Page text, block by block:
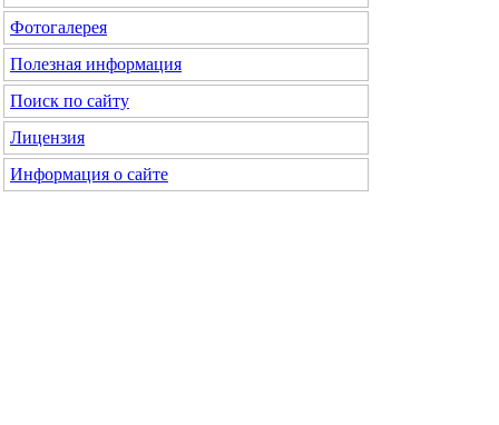
Фотогалерея
Полезная информация
Поиск по сайту
Лицензия
Информация о сайте